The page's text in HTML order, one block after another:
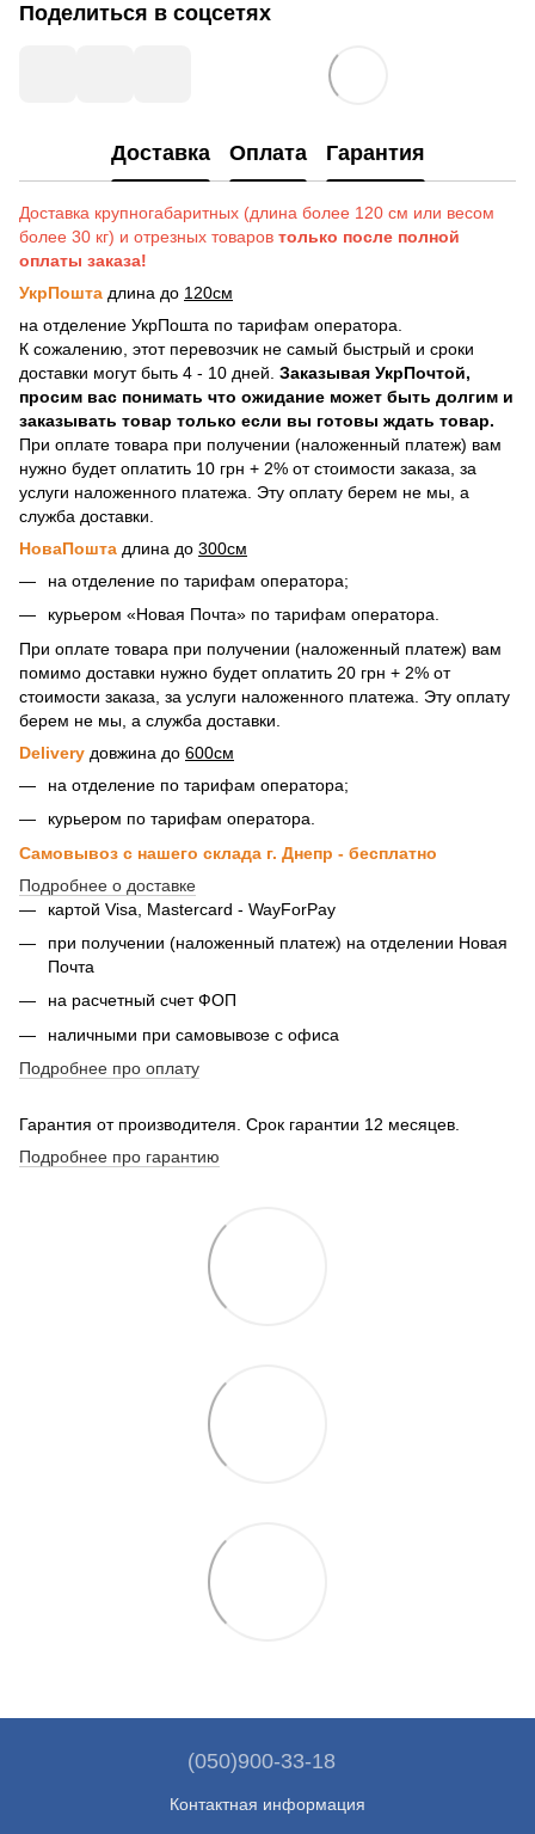
Поделиться в соцсетях
Доставка Оплата Гарантия
Доставка крупногабаритных (длина более 120 см или весом
более 30 кг) и отрезных товаров только после полной
оплаты заказа!
УкрПошта длина до 120см
на отделение УкрПошта по тарифам оператора.
К сожалению, этот перевозчик не самый быстрый и сроки
доставки могут быть 4 - 10 дней. Заказывая УкрПочтой,
просим вас понимать что ожидание может быть долгим и
заказывать товар только если вы готовы ждать товар.
При оплате товара при получении (наложенный платеж) вам
нужно будет оплатить 10 грн + 2% от стоимости заказа, за
услуги наложенного платежа. Эту оплату берем не мы, а
служба доставки.
НоваПошта длина до 300см
на отделение по тарифам оператора;
курьером «Новая Почта» по тарифам оператора.
При оплате товара при получении (наложенный платеж) вам
помимо доставки нужно будет оплатить 20 грн + 2% от
стоимости заказа, за услуги наложенного платежа. Эту оплату
берем не мы, а служба доставки.
Delivery довжина до 600см
на отделение по тарифам оператора;
курьером по тарифам оператора.
Самовывоз с нашего склада г. Днепр - бесплатно
Подробнее о доставке
картой Visa, Mastercard - WayForPay
при получении (наложенный платеж) на отделении Новая
Почта
на расчетный счет ФОП
наличными при самовывозе с офиса
Подробнее про оплату
Гарантия от производителя. Срок гарантии 12 месяцев.
Подробнее про гарантию
(050)900-33-18
Контактная информация